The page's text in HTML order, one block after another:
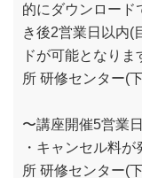
的にダウンロード
き後2営業日以内(
ドが可能となり
所 研修センター(
〜講座開催5営業
・キャンセル料
所 研修センター(